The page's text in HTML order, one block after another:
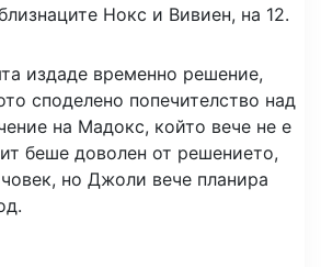
Нокс и Вивиен, на 12.
издаде временно решение,
споделено попечителство над
на Мадокс, който вече не е
беше доволен от решението,
но Джоли вече планира